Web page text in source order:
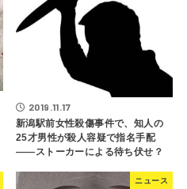
2019.11.17
新潟駅前女性殺傷事件で、知人の
25才男性が殺人容疑で指名手配
――ストーカーによる待ち伏せ？
ニュース